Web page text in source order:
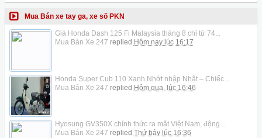
Mua Bán xe tay ga, xe số PKN
Giá Honda Dash 125 Fi Malaysia tháng 8 chỉ từ 74...
Mua Bán Xe 247 replied Hôm nay lúc 16:17
Honda Super Cub 110 Xanh Nhớt nhập Nhật – Chiếc...
Mua Bán Xe 247 replied Hôm qua, lúc 16:46
Hyosung GV350X chính thức ra mắt Việt Nam, động...
Mua Bán Xe 247 replied Thứ bảy lúc 16:36